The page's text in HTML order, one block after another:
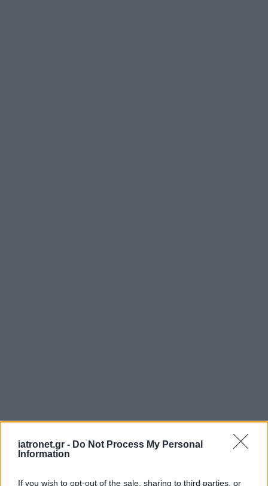
iatronet.gr - Do Not Process My Personal
Information
If you wish to opt-out of the sale, sharing to third parties, or